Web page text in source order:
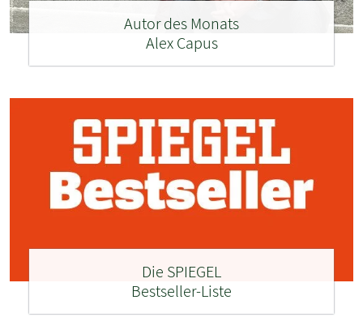
Autor des Monats
Alex Capus
Die SPIEGEL
Bestseller-Liste